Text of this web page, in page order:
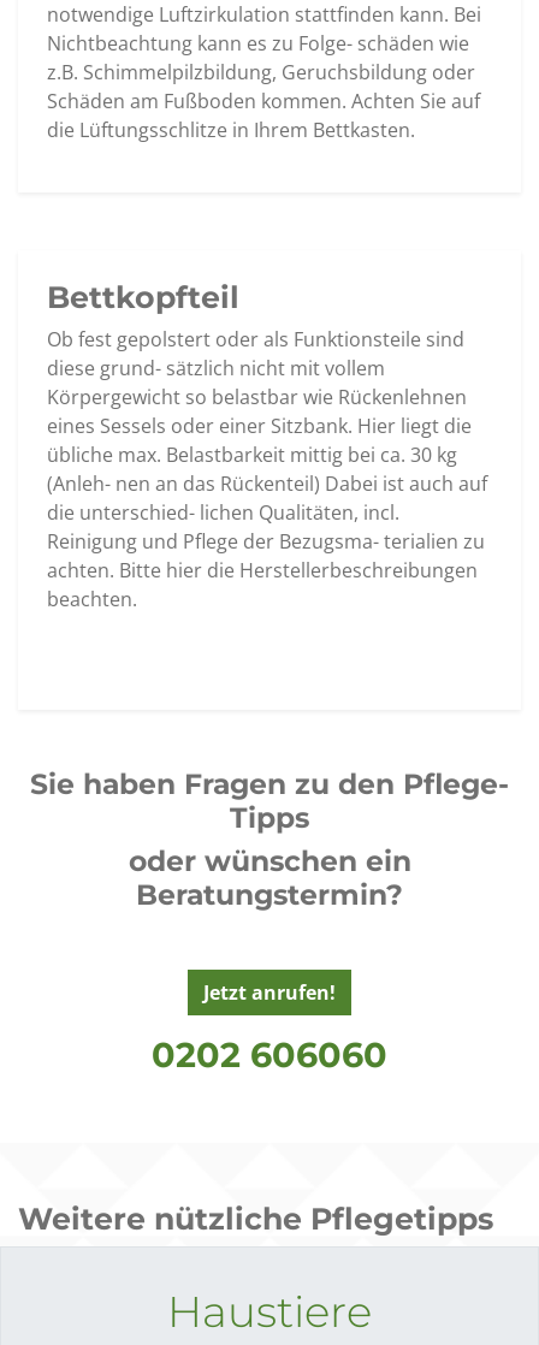
notwendige Luftzirkulation stattfinden kann. Bei
Nichtbeachtung kann es zu Folge- schäden wie
z.B. Schimmelpilzbildung, Geruchsbildung oder
Schäden am Fußboden kommen. Achten Sie auf
die Lüftungsschlitze in Ihrem Bettkasten.
Bettkopfteil
Ob fest gepolstert oder als Funktionsteile sind
diese grund- sätzlich nicht mit vollem
Körpergewicht so belastbar wie Rückenlehnen
eines Sessels oder einer Sitzbank. Hier liegt die
übliche max. Belastbarkeit mittig bei ca. 30 kg
(Anleh- nen an das Rückenteil) Dabei ist auch auf
die unterschied- lichen Qualitäten, incl.
Reinigung und Pflege der Bezugsma- terialien zu
achten. Bitte hier die Herstellerbeschreibungen
beachten.
Sie haben Fragen zu den Pflege-
Tipps
oder wünschen ein
Beratungstermin?
Jetzt anrufen!
0202 606060
Weitere nützliche Pflegetipps
Haustiere